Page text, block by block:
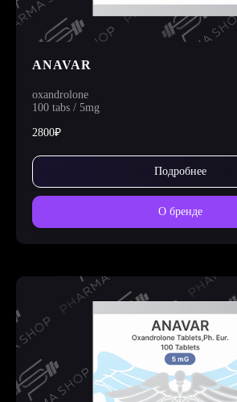
ANAVAR
oxandrolone
100 tabs / 5mg
2800₽
Подробнее
О бренде